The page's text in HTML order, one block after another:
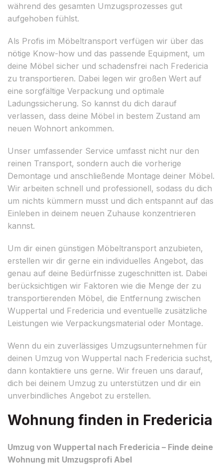
während des gesamten Umzugsprozesses gut
aufgehoben fühlst.
Als Profis im Möbeltransport verfügen wir über das
nötige Know-how und das passende Equipment, um
deine Möbel sicher und schadensfrei nach Fredericia
zu transportieren. Dabei legen wir großen Wert auf
eine sorgfältige Verpackung und optimale
Ladungssicherung. So kannst du dich darauf
verlassen, dass deine Möbel in bestem Zustand am
neuen Wohnort ankommen.
Unser umfassender Service umfasst nicht nur den
reinen Transport, sondern auch die vorherige
Demontage und anschließende Montage deiner Möbel.
Wir arbeiten schnell und professionell, sodass du dich
um nichts kümmern musst und dich entspannt auf das
Einleben in deinem neuen Zuhause konzentrieren
kannst.
Um dir einen günstigen Möbeltransport anzubieten,
erstellen wir dir gerne ein individuelles Angebot, das
genau auf deine Bedürfnisse zugeschnitten ist. Dabei
berücksichtigen wir Faktoren wie die Menge der zu
transportierenden Möbel, die Entfernung zwischen
Wuppertal und Fredericia und eventuelle zusätzliche
Leistungen wie Verpackungsmaterial oder Montage.
Wenn du ein zuverlässiges Umzugsunternehmen für
deinen Umzug von Wuppertal nach Fredericia suchst,
dann kontaktiere uns gerne. Wir freuen uns darauf,
dich bei deinem Umzug zu unterstützen und dir ein
unverbindliches Angebot zu erstellen.
Wohnung finden in Fredericia
Umzug von Wuppertal nach Fredericia – Finde deine
Wohnung mit Umzugsprofi Abel